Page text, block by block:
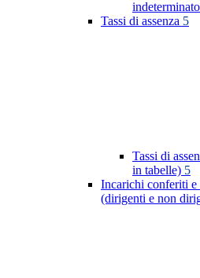
Tassi di assenza 5
Tassi di
in tabelle) 5
Incarichi conferiti e
(dirigenti e non